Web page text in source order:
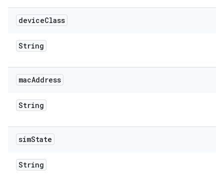
deviceClass
String
macAddress
String
simState
String